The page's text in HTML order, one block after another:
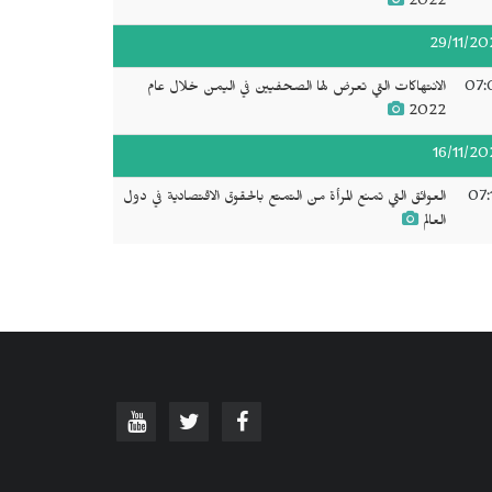
29/11/
الانتهاكات التي تعرض لها الصحفيين في اليمن خلال عام
2022
16/11/
العوائق التي تمنع المرأة من التمتع بالحقوق الاقتصادية في دول
العالم